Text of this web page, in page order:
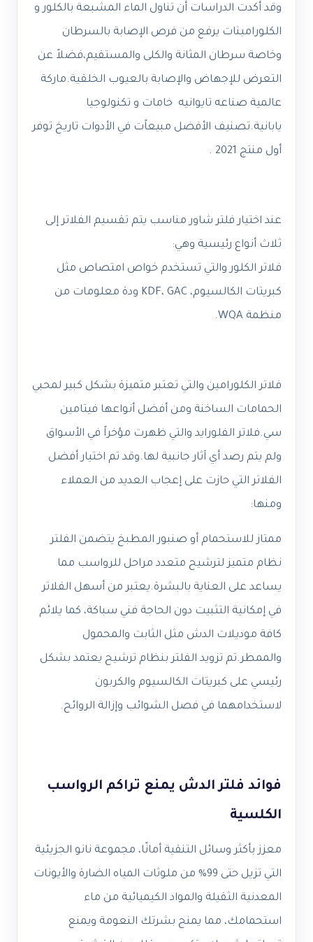
وقد أكدت الدراسات أن تناول الماء المشبعة بالكلور و
الكلورامينات يرفع من فرص الإصابة بالسرطان
وخاصة سرطان المثانة والكلى والمستقيم،فضلاً عن
التعرض للإجهاض والإصابة بالعيوب الخلقية.ماركة
عالمية صناعه تايوانيه خامات و تكنولوجيا
يابانية.تصنيف الأفضل مبيعاًت في الأدوات تاريخ توفر
أول منتج ‎ 2021.
عند اختيار فلتر شاور مناسب يتم تقسيم الفلاتر إلى
ثلاث أنواع رئيسية وهي:
فلاتر الكلور والتي تستخدم خواص امتصاص مثل
كبريتات الكالسيوم، KDF، GAC ودة معلومات من
منظمة WQA.
فلاتر الكلورامين والتي تعتبر متميزة بشكل كبير لمحبي
الحمامات الساخنة ومن أفضل أنواعها فيتامين
سي.فلاتر الفلورايد والتي ظهرت مؤخراً في الأسواق
ولم يتم رصد أي آثار جانبية لها.وقد تم اختيار أفضل
الفلاتر التي حازت على إعجاب العديد من العملاء
ومنها:
ممتاز للاستحمام أو صنبور المطبخ يتضمن الفلتر
نظام متميز لترشيح متعدد مراحل للرواسب مما
يساعد على العناية بالبشرة.يعتبر من أسهل الفلاتر
في إمكانية التثبيت دون الحاجة فني سباكة، كما يلائم
كافة موديلات الدش مثل الثابت والمحمول
والممطر.تم تزويد الفلتر بنظام ترشيح يعتمد بشكل
رئيسي على كبريتات الكالسيوم والكربون
لاستخدامهما في فصل الشوائب وإزالة الروائح.
فوائد فلتر الدش يمنع تراكم الرواسب
الكلسية
معزز بأكثر وسائل التنقية أمانًا، مجموعة نانو الجزيئية
التي تزيل حتى 99% من ملوثات المياه الضارة والأيونات
المعدنية الثقيلة والمواد الكيميائية من ماء
استحمامك، مما يمنح بشرتك النعومة ويمنع